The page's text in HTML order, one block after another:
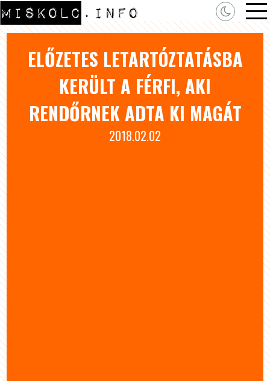
ELŐZETES LETARTÓZTATÁSBA
KERÜLT A FÉRFI, AKI
RENDŐRNEK ADTA KI MAGÁT
2018.02.02